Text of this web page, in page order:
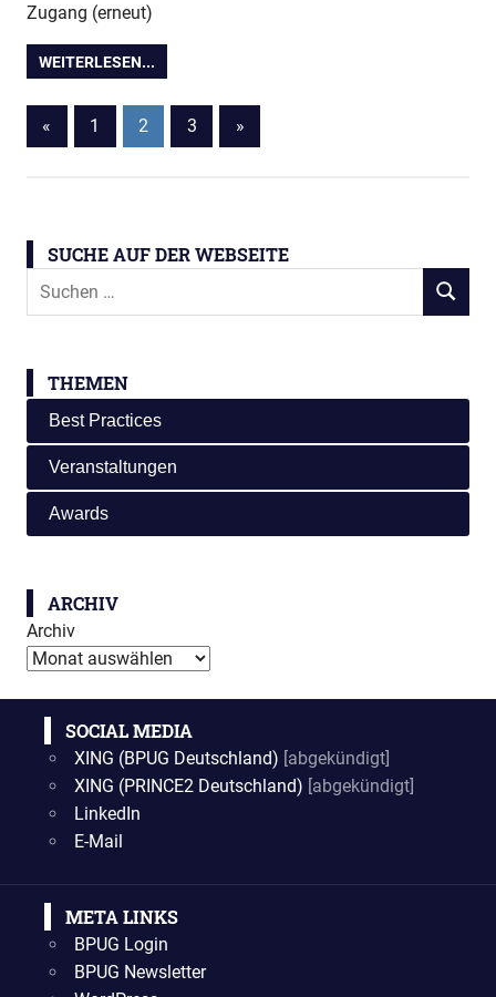
Zugang (erneut)
WEITERLESEN...
Seitennummerierung
« Vorherige
Beiträge
1 2 3
Nächste
Beiträge
»
SUCHE AUF DER WEBSEITE
Suchen
SUCHEN
THEMEN
Best Practices
Veranstaltungen
Awards
ARCHIV
Archiv
SOCIAL MEDIA
XING (BPUG Deutschland) [abgekündigt]
XING (PRINCE2 Deutschland) [abgekündigt]
LinkedIn
E-Mail
META LINKS
BPUG Login
BPUG Newsletter